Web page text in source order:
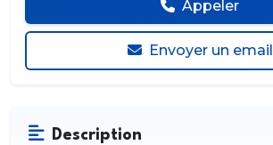
Appeler
Envoyer un email
Description